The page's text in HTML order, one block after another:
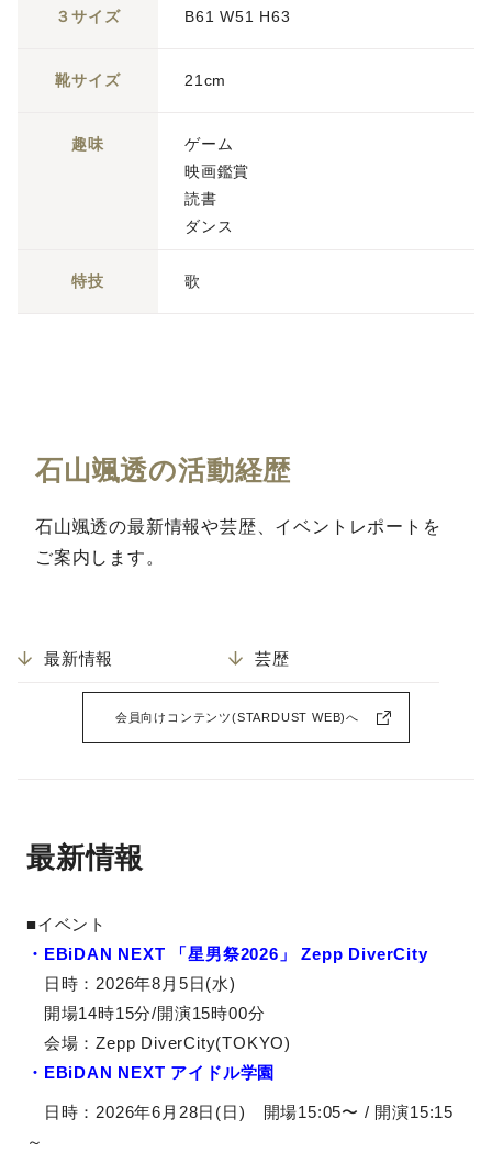
３サイズ B61 W51 H63
靴サイズ 21cm
趣味
ゲーム
映画鑑賞
読書
ダンス
特技 歌
石山颯透の活動経歴
石山颯透の最新情報や芸歴、イベントレポートを
ご案内します。
最新情報 芸歴
会員向けコンテンツ(STARDUST WEB)へ
最新情報
■イベント
・EBiDAN NEXT 「星男祭2026」 Zepp DiverCity
日時：2026年8月5日(水)
開場14時15分/開演15時00分
会場：Zepp DiverCity(TOKYO)
・EBiDAN NEXT アイドル学園
日時： 2026年6 月 28日 (日) 開場15:05〜 / 開演15:15
～